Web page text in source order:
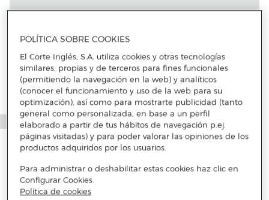
Más info
POLÍTICA SOBRE COOKIES
El Corte Inglés, S.A. utiliza cookies y otras tecnologías
similares, propias y de terceros para fines funcionales
(permitiendo la navegación en la web) y analíticos
(conocer el funcionamiento y uso de la web para su
optimización), así como para mostrarte publicidad (tanto
general como personalizada, en base a un perfil
elaborado a partir de tus hábitos de navegación p.ej.
páginas visitadas) y para poder valorar las opiniones de los
productos adquiridos por los usuarios.
Para administrar o deshabilitar estas cookies haz clic en
Configurar Cookies.
Política de cookies